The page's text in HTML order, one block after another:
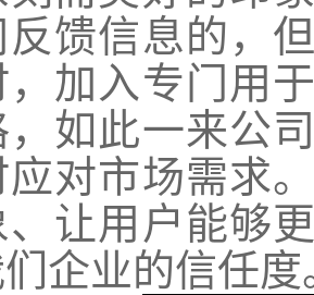
馈信息的，
加入专门用
，如此一来公
对市场需求
让用户能够
企业的信任度